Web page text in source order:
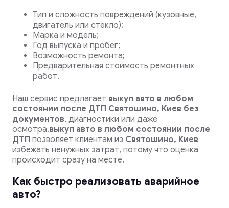
Тип и сложность повреждений (кузовные,
двигатель или стекло);
Марка и модель;
Год выпуска и пробег;
Возможность ремонта;
Предварительная стоимость ремонтных
работ.
Наш сервис предлагает выкуп авто в любом
состоянии после ДТП Святошино, Киев без
документов, диагностики или даже
осмотра.выкуп авто в любом состоянии после
ДТП позволяет клиентам из Святошино, Киев
избежать ненужных затрат, потому что оценка
происходит сразу на месте.
Как быстро реализовать аварийное
авто?